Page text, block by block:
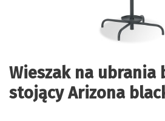
Wieszak na ubrania
stojący Arizona